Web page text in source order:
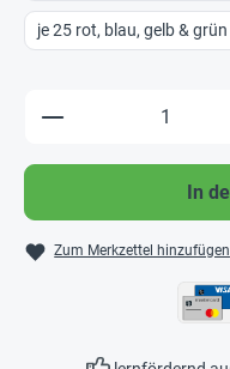
je 25 rot, blau, gelb & grün
Produkt Anzahl:
In
Zum Merkzettel hinzufügen